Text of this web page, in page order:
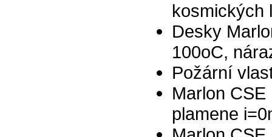
kosmických
Desky
100oC,
Požární
Marlon
plamene